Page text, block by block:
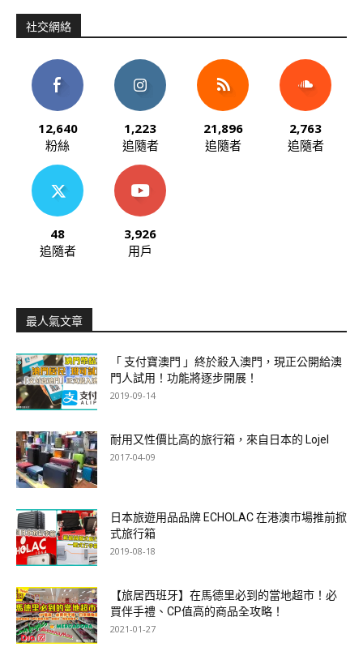
社交網絡
12,640
粉絲
1,223
追隨者
21,896
追隨者
2,763
追隨者
48
追隨者
3,926
用戶
最人氣文章
「 支付寶澳門 」終於殺入澳門，現正公開給澳
門人試用！功能將逐步開展！
2019-09-14
耐用又性價比高的旅行箱，來自日本的 Lojel
2017-04-09
日本旅遊用品品牌 ECHOLAC 在港澳市場推前掀
式旅行箱
2019-08-18
【旅居西班牙】在馬德里必到的當地超市！必
買伴手禮、CP值高的商品全攻略！
2021-01-27